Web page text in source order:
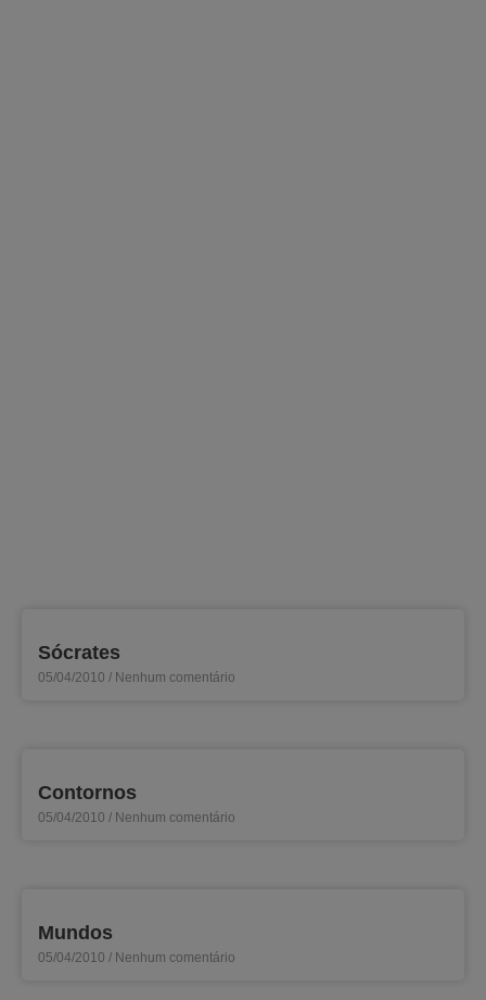
Sócrates
05/04/2010 Nenhum comentário
Contornos
05/04/2010 Nenhum comentário
Mundos
05/04/2010 Nenhum comentário